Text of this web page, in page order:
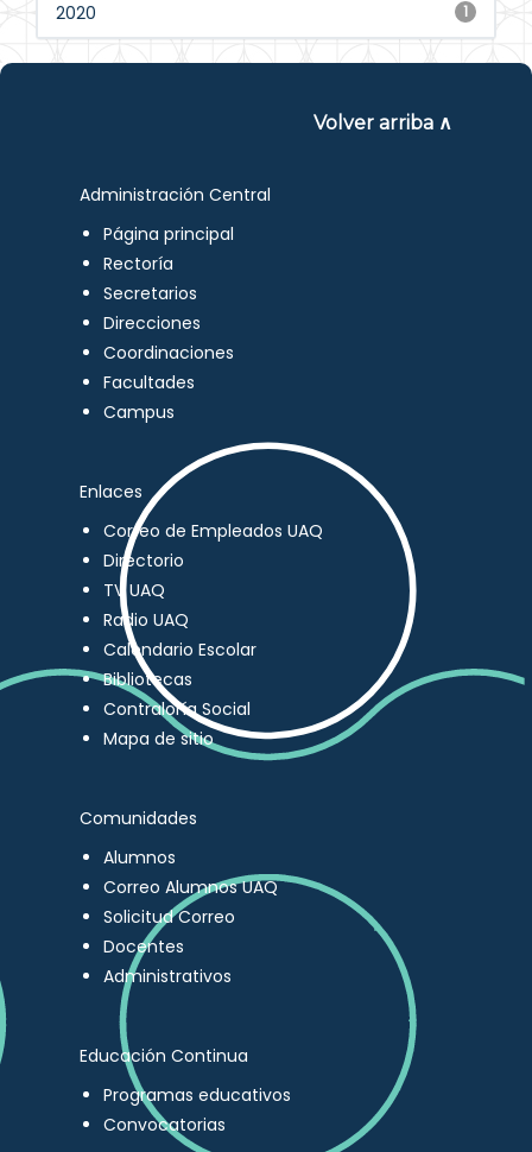
1
2020
Volver arriba ∧
Administración Central
Página principal
Rectoría
Secretarios
Direcciones
Coordinaciones
Facultades
Campus
Enlaces
Correo de Empleados UAQ
Directorio
TV UAQ
Radio UAQ
Calendario Escolar
Bibliotecas
Contraloría Social
Mapa de sitio
Comunidades
Alumnos
Correo Alumnos UAQ
Solicitud Correo
Docentes
Administrativos
Educación Continua
Programas educativos
Convocatorias